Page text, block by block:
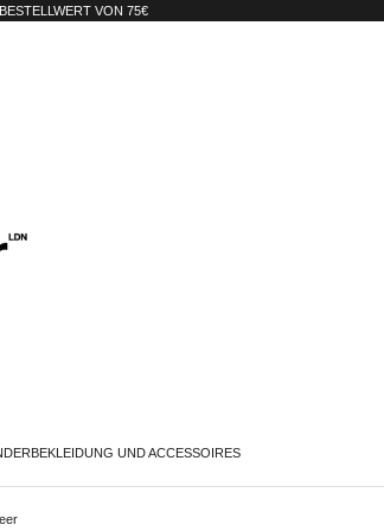
VON 75€
BEKLEIDUNG UND ACCESSOIRES